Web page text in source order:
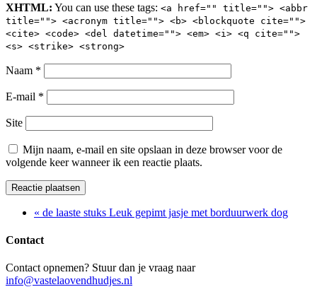
XHTML: You can use these tags: <a href="" title=""> <abbr
title=""> <acronym title=""> <b> <blockquote cite="">
<cite> <code> <del datetime=""> <em> <i> <q cite="">
<s> <strike> <strong>
Naam *
E-mail *
Site
Mijn naam, e-mail en site opslaan in deze browser voor de
volgende keer wanneer ik een reactie plaats.
« de laaste stuks Leuk gepimt jasje met borduurwerk dog
Contact
Contact opnemen? Stuur dan je vraag naar
info@vastelaovendhudjes.nl